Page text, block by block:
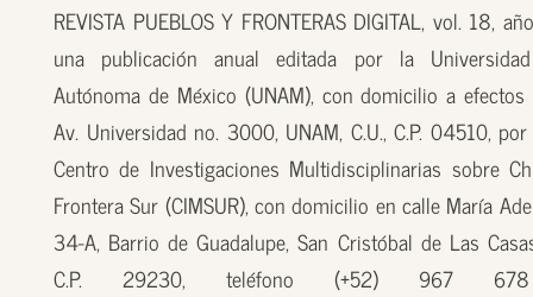
REVISTA PUEBLOS Y FRONTERAS DIGITAL, vol. 18,
una publicación anual editada por la
Autónoma de México (UNAM), con domicilio a
Av. Universidad no. 3000, UNAM, C.U., C.P. 04510,
Centro de Investigaciones Multidisciplinarias sobre
Frontera Sur (CIMSUR), con domicilio en calle María
34-A, Barrio de Guadalupe, San Cristóbal de Las
C.P. 29230, teléfono (+52) 967